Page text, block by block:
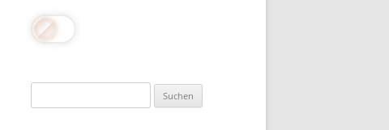
nach: